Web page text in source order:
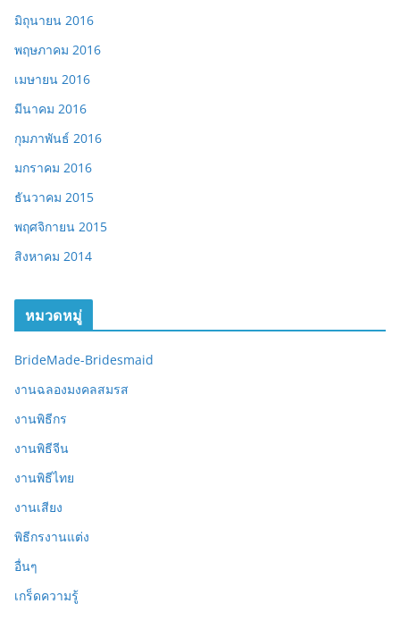
มิถุนายน 2016
พฤษภาคม 2016
เมษายน 2016
มีนาคม 2016
กุมภาพันธ์ 2016
มกราคม 2016
ธันวาคม 2015
พฤศจิกายน 2015
สิงหาคม 2014
หมวดหมู่
BrideMade-Bridesmaid
งานฉลองมงคลสมรส
งานพิธีกร
งานพิธีจีน
งานพิธีไทย
งานเสียง
พิธีกรงานแต่ง
อื่นๆ
เกร็ดความรู้